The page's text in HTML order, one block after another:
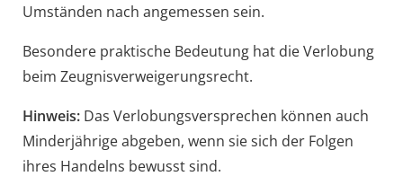
Umständen nach angemessen sein.
Besondere praktische Bedeutung hat die Verlobung
beim Zeugnisverweigerungsrecht.
Hinweis:Das Verlobungsversprechen können auch
Minderjährige abgeben, wenn sie sich der Folgen
ihres Handelns bewusst sind.